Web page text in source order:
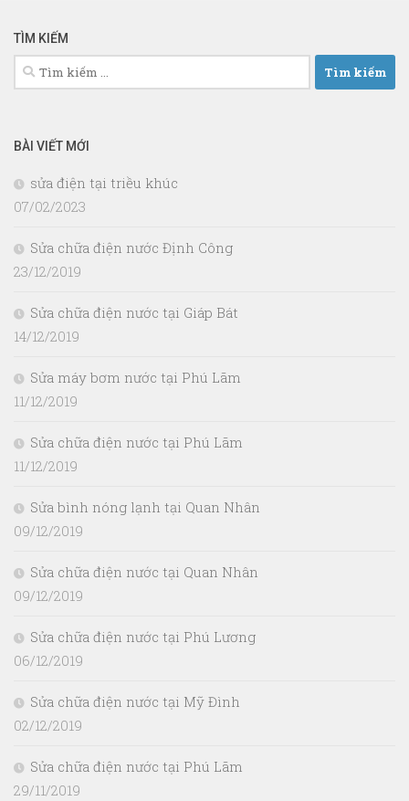
TÌM KIẾM
Tìm
kiếm
BÀI VIẾT MỚI
sửa điện tại triều khúc
07/02/2023
Sửa chữa điện nước Định Công
23/12/2019
Sửa chữa điện nước tại Giáp Bát
14/12/2019
Sửa máy bơm nước tại Phú Lãm
11/12/2019
Sửa chữa điện nước tại Phú Lãm
11/12/2019
Sửa bình nóng lạnh tại Quan Nhân
09/12/2019
Sửa chữa điện nước tại Quan Nhân
09/12/2019
Sửa chữa điện nước tại Phú Lương
06/12/2019
Sửa chữa điện nước tại Mỹ Đình
02/12/2019
Sửa chữa điện nước tại Phú Lãm
29/11/2019